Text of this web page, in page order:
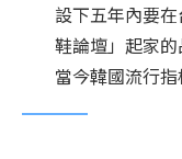
設下五年內要
鞋論壇」起家
當今韓國流行指